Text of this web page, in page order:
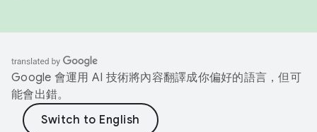
Google 會運用 AI 技術將內容翻譯成你偏好的語言，但可
能會出錯。